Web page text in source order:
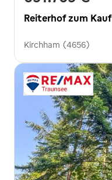
Reiterhof zum Kauf
Kirchham (4656)